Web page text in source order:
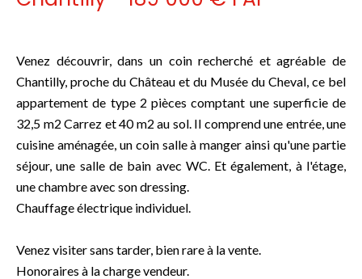
Venez découvrir, dans un coin recherché et agréable de
Chantilly, proche du Château et du Musée du Cheval, ce bel
appartement de type 2 pièces comptant une superficie de
32,5 m2 Carrez et 40 m2 au sol. Il comprend une entrée, une
cuisine aménagée, un coin salle à manger ainsi qu'une partie
séjour, une salle de bain avec WC. Et également, à l'étage,
une chambre avec son dressing.
Chauffage électrique individuel.
Venez visiter sans tarder, bien rare à la vente.
Honoraires à la charge vendeur.